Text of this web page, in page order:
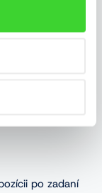
Nájdete ho v
po zadaní